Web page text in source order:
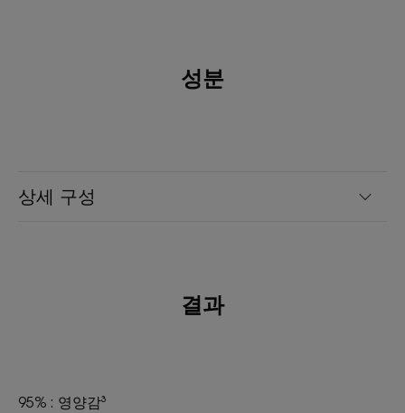
¹Fleck et al, In-vitro water absorption study, 2012, Journal of the
American college, 4, 92-4, 원료적 특성에 한함
성분
상세 구성
결과
95% : 영양감³